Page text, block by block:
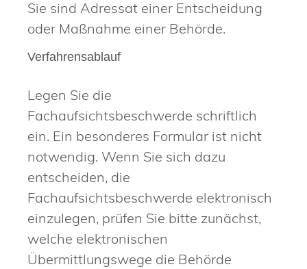
Sie sind Adressat einer Entscheidung
oder Maßnahme einer Behörde.
Verfahrensablauf
Legen Sie die
Fachaufsichtsbeschwerde schriftlich
ein. Ein besonderes Formular ist nicht
notwendig. Wenn Sie sich dazu
entscheiden, die
Fachaufsichtsbeschwerde elektronisch
einzulegen, prüfen Sie bitte zunächst,
welche elektronischen
Übermittlungswege die Behörde